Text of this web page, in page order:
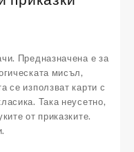
Предназначена е за
мисъл,
се използват карти с
Така неусетно,
от приказките.